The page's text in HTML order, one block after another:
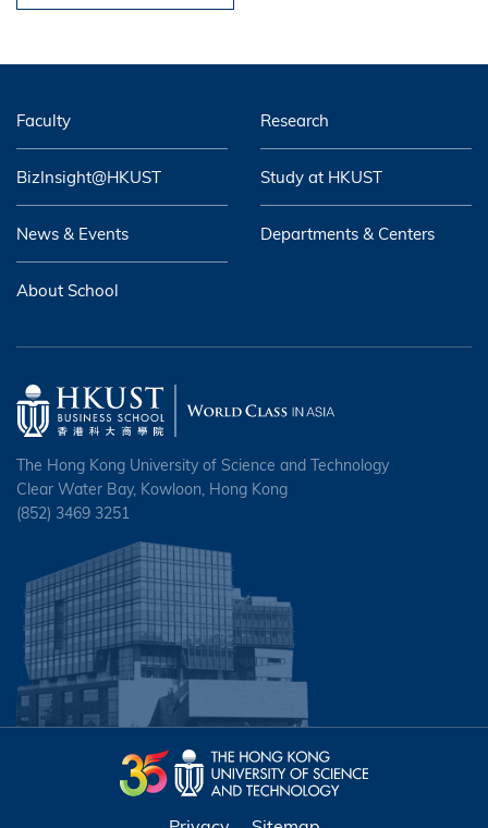
Faculty Research
BizInsight@HKUST Study at HKUST
News & Events Departments & Centers
About School
The Hong Kong University of Science and Technology
Clear Water Bay, Kowloon, Hong Kong
(852) 3469 3251